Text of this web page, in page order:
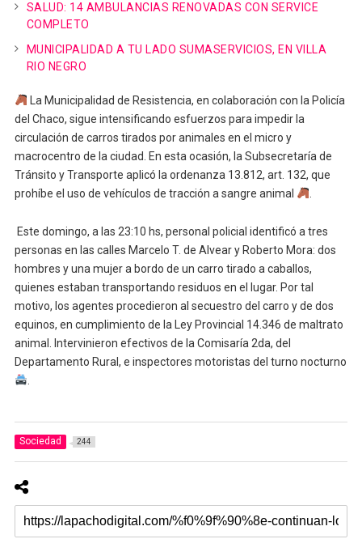
SALUD: 14 AMBULANCIAS RENOVADAS CON SERVICE
COMPLETO
MUNICIPALIDAD A TU LADO SUMASERVICIOS, EN VILLA
RIO NEGRO
La Municipalidad de Resistencia, en colaboración con la Policía
del Chaco, sigue intensificando esfuerzos para impedir la
circulación de carros tirados por animales en el micro y
macrocentro de la ciudad. En esta ocasión, la Subsecretaría de
Tránsito y Transporte aplicó la ordenanza 13.812, art. 132, que
prohíbe el uso de vehículos de tracción a sangre animal
Este domingo, a las 23:10 hs, personal policial identificó a tres
personas en las calles Marcelo T. de Alvear y Roberto Mora: dos
hombres y una mujer a bordo de un carro tirado a caballos,
quienes estaban transportando residuos en el lugar. Por tal
motivo, los agentes procedieron al secuestro del carro y de dos
equinos, en cumplimiento de la Ley Provincial 14.346 de maltrato
animal. Intervinieron efectivos de la Comisaría 2da, del
Departamento Rural, e inspectores motoristas del turno nocturno
Sociedad 244